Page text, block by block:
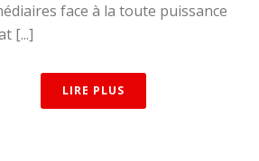
face à la toute puissance
[...]
LIRE PLUS